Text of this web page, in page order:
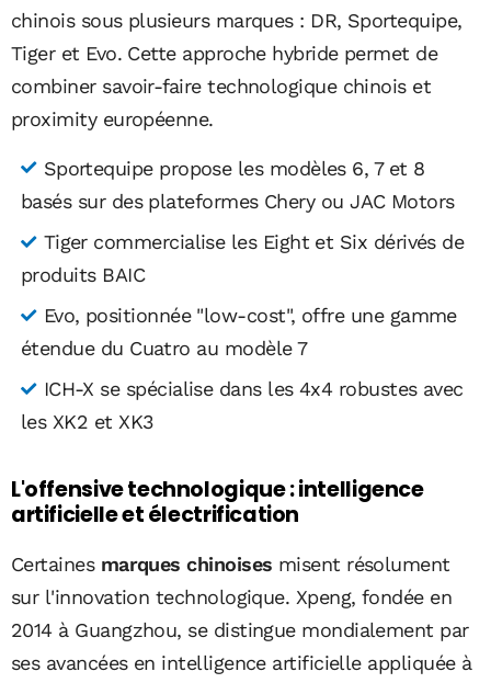
chinois sous plusieurs marques : DR, Sportequipe,
Tiger et Evo. Cette approche hybride permet de
combiner savoir-faire technologique chinois et
proximity européenne.
Sportequipe propose les modèles 6, 7 et 8
basés sur des plateformes Chery ou JAC Motors
Tiger commercialise les Eight et Six dérivés de
produits BAIC
Evo, positionnée "low-cost", offre une gamme
étendue du Cuatro au modèle 7
ICH-X se spécialise dans les 4x4 robustes avec
les XK2 et XK3
L'offensive technologique : intelligence
artificielle et électrification
Certaines marques chinoises misent résolument
sur l'innovation technologique. Xpeng, fondée en
2014 à Guangzhou, se distingue mondialement par
ses avancées en intelligence artificielle appliquée à